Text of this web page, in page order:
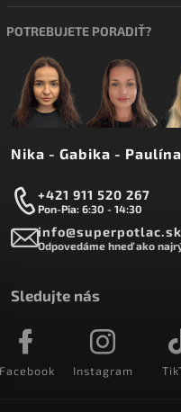
POTREBUJETE PORADIŤ?
Nika - Gabika - Paulína
+421 911 520 267
Pon-Pia: 6:30 - 14:30
info@superpotlac.sk
Odpovedáme hneď ako
Sledujte nás
Instagram